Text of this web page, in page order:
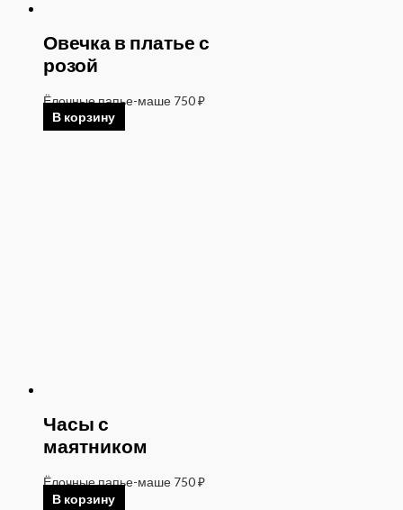
Овечка в платье с
розой
Ёлочные папье-маше 750₽
В корзину
Часы с
маятником
Ёлочные папье-маше 750₽
В корзину